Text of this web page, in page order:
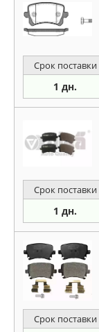
Срок поставки
1 дн.
Срок поставки
1 дн.
Срок поставки